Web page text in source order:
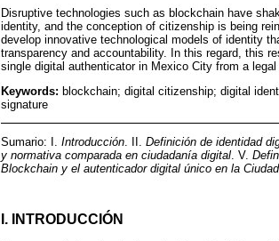
Disruptive technologies such as blockchain have
identity, and the conception of citizenship is being
develop innovative technological models of identity
transparency and accountability. In this regard, this
single digital authenticator in Mexico City from a
Keywords: blockchain; digital citizenship; digital
signature
Sumario: I. Introducción Definición de identidad
y normativa comparada en ciudadanía digital . V.
Blockchain y el autenticador digital único en la
I. INTRODUCCIÓN